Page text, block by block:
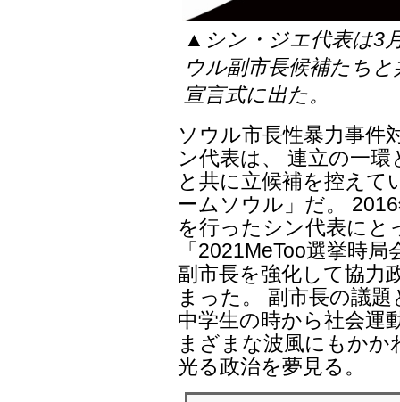
▲シン・ジエ代表は3
ウル副市長候補たち
宣言式に出た。
ソウル市長性暴力事件
ン代表は、 連立の一
と共に立候補を控えて
ームソウル」だ。
を行ったシン代表にと
「2021MeToo選挙時
副市長を強化して協力
まった。 副市長の議
中学生の時から社会運
まざまな波風にもか
光る政治を夢見る。